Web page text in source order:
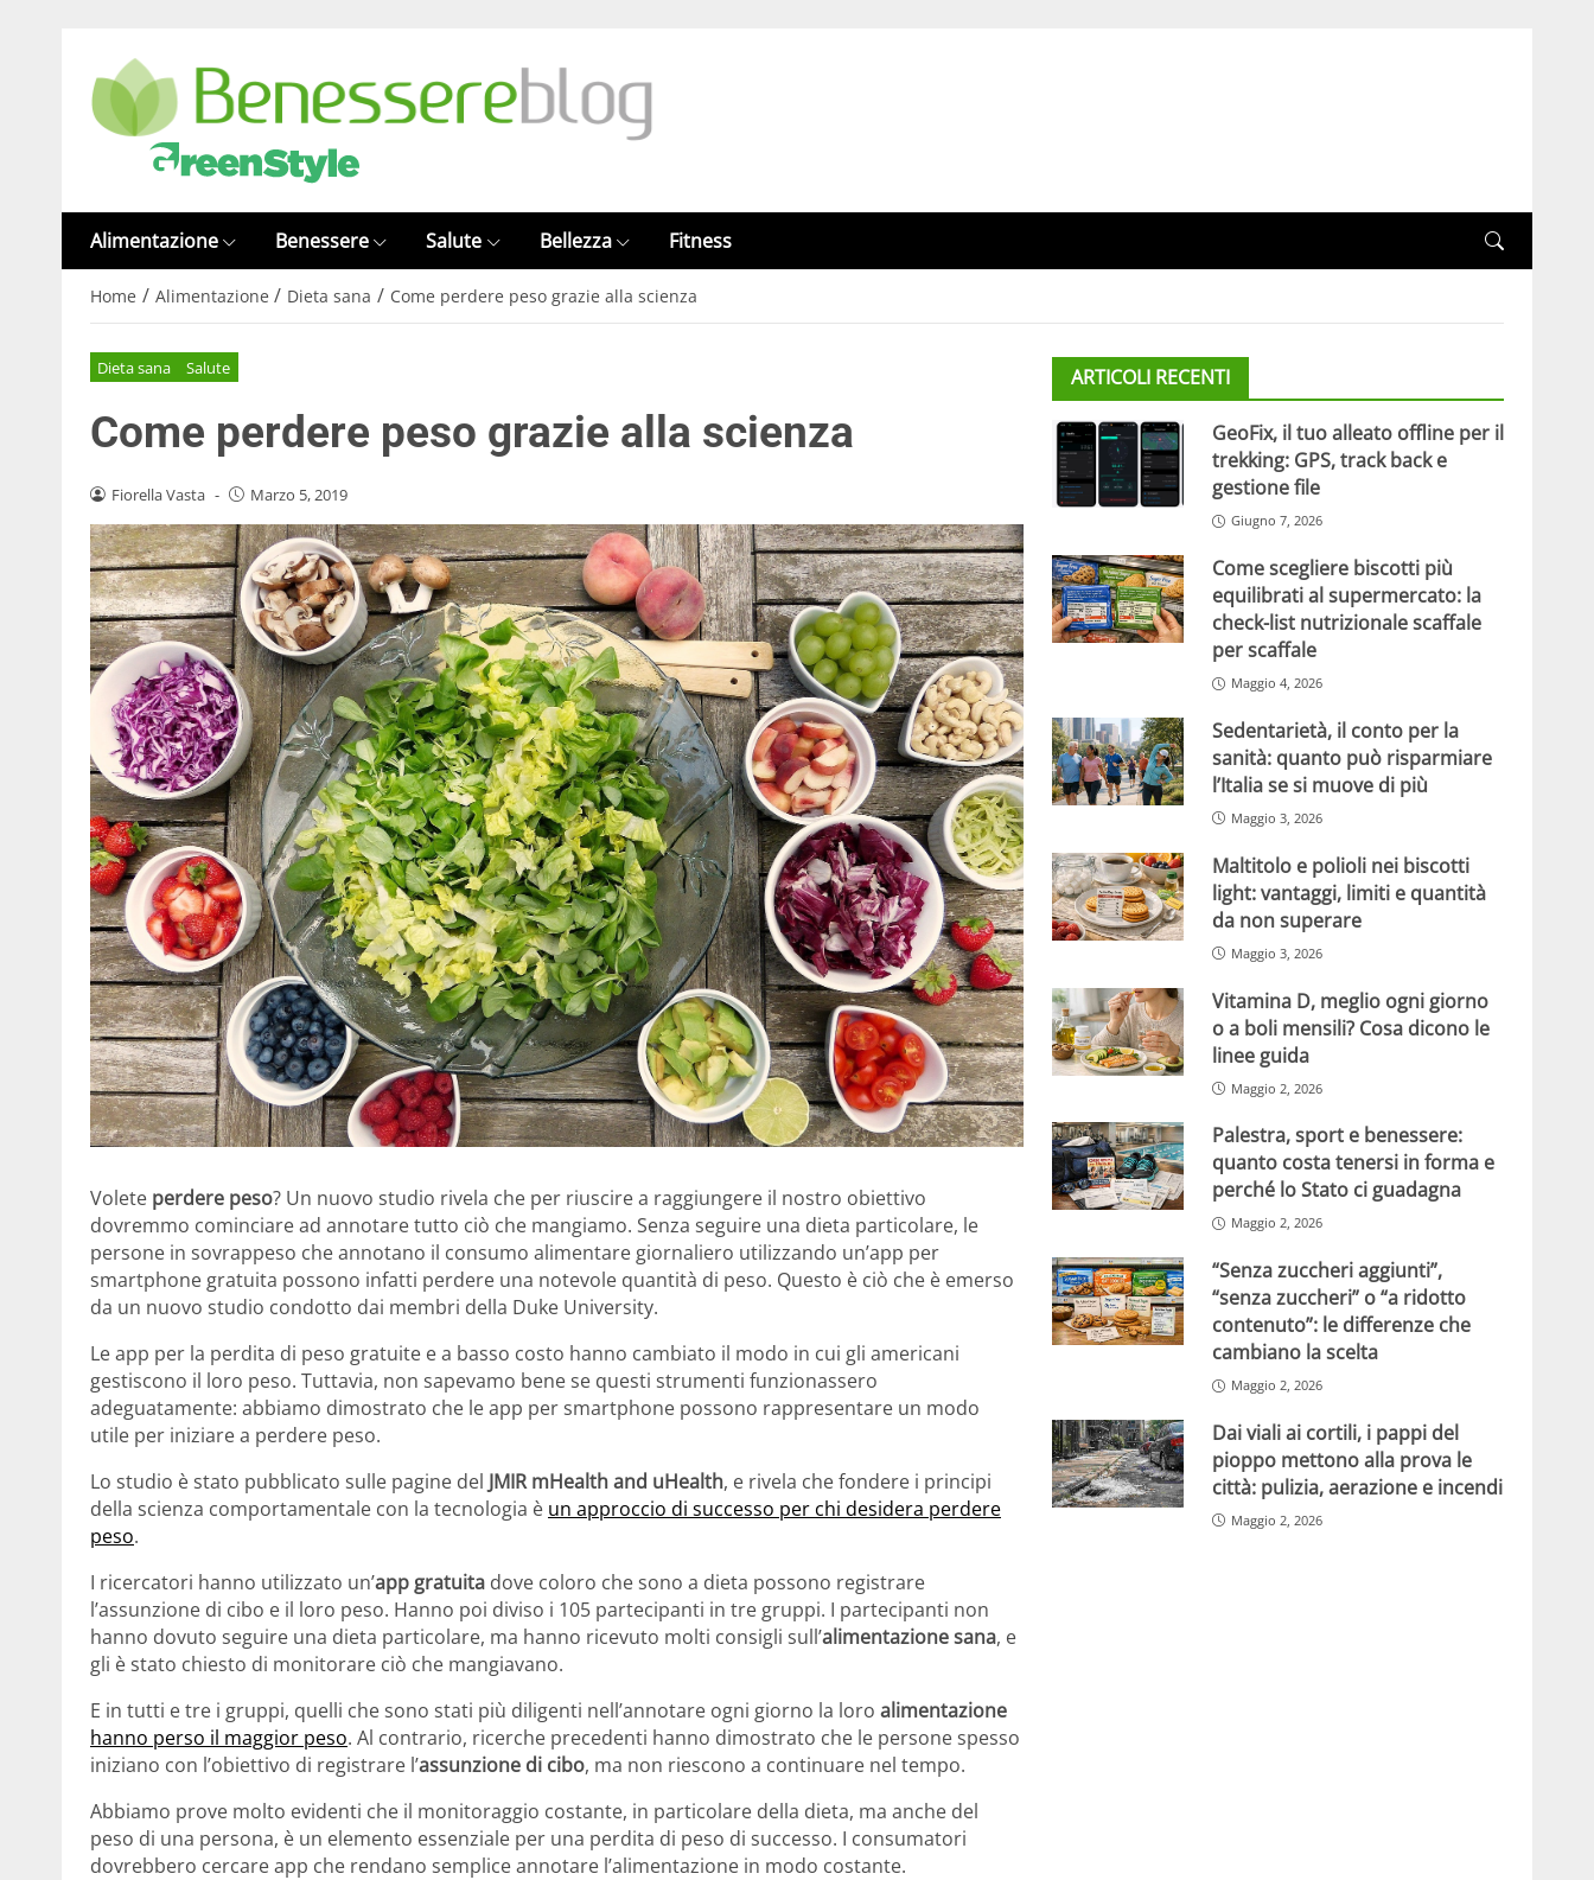
Alimentazione Benessere Salute Bellezza Fitness
Home / Alimentazione / Dieta sana / Come perdere peso grazie alla scienza
Dieta sana Salute
Come perdere peso grazie alla scienza
Fiorella Vasta - Marzo 5, 2019
Volete perdere peso? Un nuovo studio rivela che per riuscire a raggiungere il nostro obiettivo
dovremmo cominciare ad annotare tutto ciò che mangiamo. Senza seguire una dieta particolare, le
persone in sovrappeso che annotano il consumo alimentare giornaliero utilizzando un’app per
smartphone gratuita possono infatti perdere una notevole quantità di peso. Questo è ciò che è emerso
da un nuovo studio condotto dai membri della Duke University.
Le app per la perdita di peso gratuite e a basso costo hanno cambiato il modo in cui gli americani
gestiscono il loro peso. Tuttavia, non sapevamo bene se questi strumenti funzionassero
adeguatamente: abbiamo dimostrato che le app per smartphone possono rappresentare un modo
utile per iniziare a perdere peso.
Lo studio è stato pubblicato sulle pagine del JMIR mHealth and uHealth, e rivela che fondere i principi
della scienza comportamentale con la tecnologia è un approccio di successo per chi desidera perdere
peso.
I ricercatori hanno utilizzato un’app gratuita dove coloro che sono a dieta possono registrare
l’assunzione di cibo e il loro peso. Hanno poi diviso i 105 partecipanti in tre gruppi. I partecipanti non
hanno dovuto seguire una dieta particolare, ma hanno ricevuto molti consigli sull’alimentazione sana, e
gli è stato chiesto di monitorare ciò che mangiavano.
E in tutti e tre i gruppi, quelli che sono stati più diligenti nell’annotare ogni giorno la loro alimentazione
hanno perso il maggior peso. Al contrario, ricerche precedenti hanno dimostrato che le persone spesso
iniziano con l’obiettivo di registrare l’assunzione di cibo, ma non riescono a continuare nel tempo.
Abbiamo prove molto evidenti che il monitoraggio costante, in particolare della dieta, ma anche del
peso di una persona, è un elemento essenziale per una perdita di peso di successo. I consumatori
dovrebbero cercare app che rendano semplice annotare l’alimentazione in modo costante.
ARTICOLI RECENTI
GeoFix, il tuo alleato offline per il
trekking: GPS, track back e
gestione file
Giugno 7, 2026
Come scegliere biscotti più
equilibrati al supermercato: la
check-list nutrizionale scaffale
per scaffale
Maggio 4, 2026
Sedentarietà, il conto per la
sanità: quanto può risparmiare
l’Italia se si muove di più
Maggio 3, 2026
Maltitolo e polioli nei biscotti
light: vantaggi, limiti e quantità
da non superare
Maggio 3, 2026
Vitamina D, meglio ogni giorno
o a boli mensili? Cosa dicono le
linee guida
Maggio 2, 2026
Palestra, sport e benessere:
quanto costa tenersi in forma e
perché lo Stato ci guadagna
Maggio 2, 2026
“Senza zuccheri aggiunti”,
“senza zuccheri” o “a ridotto
contenuto”: le differenze che
cambiano la scelta
Maggio 2, 2026
Dai viali ai cortili, i pappi del
pioppo mettono alla prova le
città: pulizia, aerazione e incendi
Maggio 2, 2026